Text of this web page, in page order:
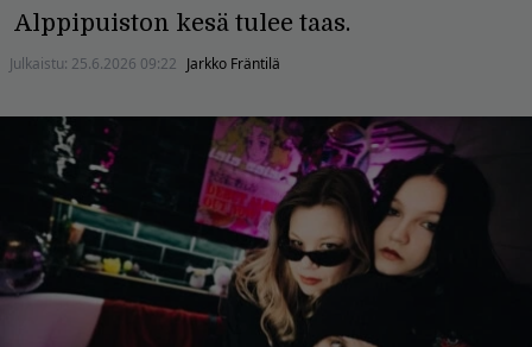
Alppipuiston kesä tulee taas.
Julkaistu: 25.6.2026 09:22 Jarkko Fräntilä